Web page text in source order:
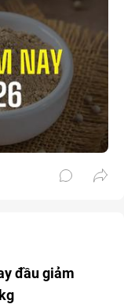
đầu giảm